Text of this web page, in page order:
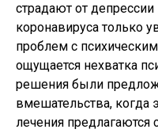
страдают от
коронавируса только
проблем с
ощущается нехватка
решения были
вмешательства, когда
лечения